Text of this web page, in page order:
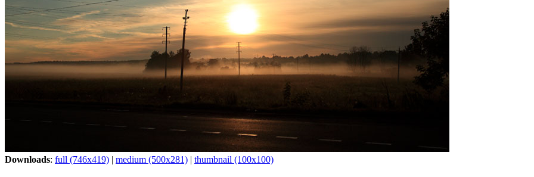
Downloads: full (746x419) | medium (500x281) | thumbnail (100x100)